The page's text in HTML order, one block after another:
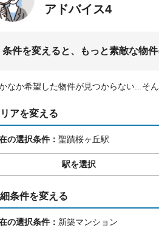
アドバイス4
条件を変えると、もっと素敵な物
なか希望した物件が見つからない...そ
アを変える
の選択条件： 聖蹟桜ヶ丘駅
駅を選択
条件を変える
の選択条件： 新築マンション